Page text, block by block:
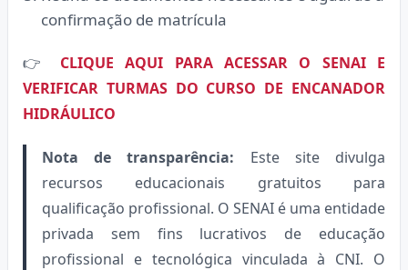
confirmação de matrícula
👉 CLIQUE AQUI PARA ACESSAR O SENAI E
VERIFICAR TURMAS DO CURSO DE ENCANADOR
HIDRÁULICO
Nota de transparência: Este site divulga
recursos educacionais gratuitos para
qualificação profissional. O SENAI é uma entidade
privada sem fins lucrativos de educação
profissional e tecnológica vinculada à CNI. O